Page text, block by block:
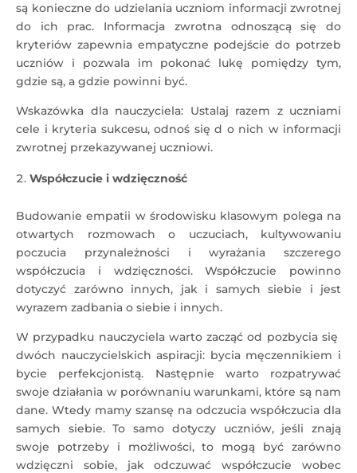
są konieczne do udzielania uczniom informacji zwrotnej
do ich prac. Informacja zwrotna odnoszącą się do
kryteriów zapewnia empatyczne podejście do potrzeb
uczniów i pozwala im pokonać lukę pomiędzy tym,
gdzie są, a gdzie powinni być.
Wskazówka dla nauczyciela: Ustalaj razem z uczniami
cele i kryteria sukcesu, odnoś się d o nich w informacji
zwrotnej przekazywanej uczniowi.
Współczucie i wdzięczność
Budowanie empatii w środowisku klasowym polega na
otwartych rozmowach o uczuciach, kultywowaniu
poczucia przynależności i wyrażania szczerego
współczucia i wdzięczności. Współczucie powinno
dotyczyć zarówno innych, jak i samych siebie i jest
wyrazem zadbania o siebie i innych.
W przypadku nauczyciela warto zacząć od pozbycia się
dwóch nauczycielskich aspiracji: bycia męczennikiem i
bycie perfekcjonistą. Następnie warto rozpatrywać
swoje działania w porównaniu warunkami, które są nam
dane. Wtedy mamy szansę na odczucia współczucia dla
samych siebie. To samo dotyczy uczniów, jeśli znają
swoje potrzeby i możliwości, to mogą być zarówno
wdzięczni sobie, jak odczuwać współczucie wobec